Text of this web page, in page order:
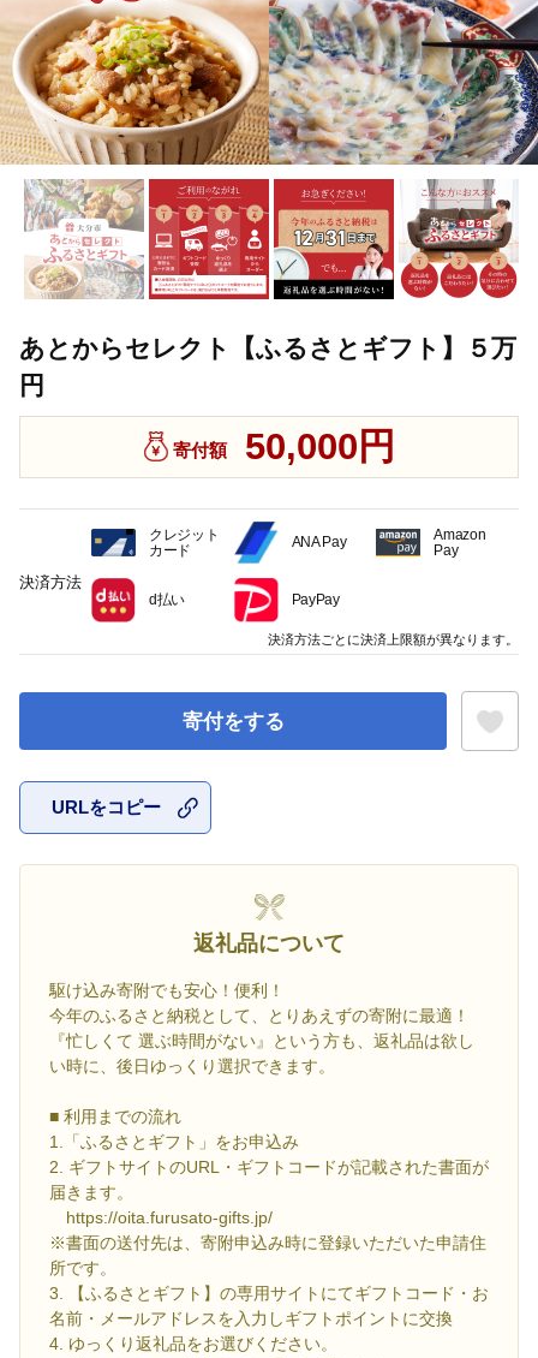
あとからセレクト【ふるさとギフト】５万
円
寄付額 50,000円
寄付をする
URLをコピー
返礼品について
駆け込み寄附でも安心！便利！
今年のふるさと納税として、とりあえずの寄附に最適！
『忙しくて 選ぶ時間がない』という方も、返礼品は欲し
い時に、後日ゆっくり選択できます。
■ 利用までの流れ
1.「ふるさとギフト」をお申込み
2. ギフトサイトのURL・ギフトコードが記載された書面が
届きます。
https://oita.furusato-gifts.jp/
※書面の送付先は、寄附申込み時に登録いただいた申請住
所です。
3. 【ふるさとギフト】の専用サイトにてギフトコード・お
名前・メールアドレスを入力しギフトポイントに交換
4. ゆっくり返礼品をお選びください。
決済方法
クレジット
カード
ANA Pay
Amazon
Pay
d払い PayPay
決済方法ごとに決済上限額が異なります。